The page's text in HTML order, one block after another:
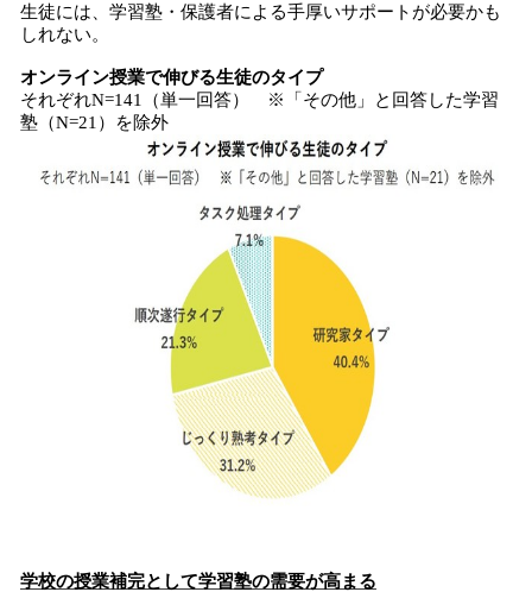
生徒には、学習塾・保護者による手厚いサポートが必要かも
しれない。
オンライン授業で伸びる生徒のタイプ
それぞれN=141（単一回答） ※「その他」と回答した学習
塾（N=21）を除外
学校の授業補完として学習塾の需要が高まる